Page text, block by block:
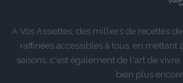
A Vos Assiettes, des milliers de recettes
raffinées accessibles à tous, en
saisons, c'est également de l'art de
bien plus